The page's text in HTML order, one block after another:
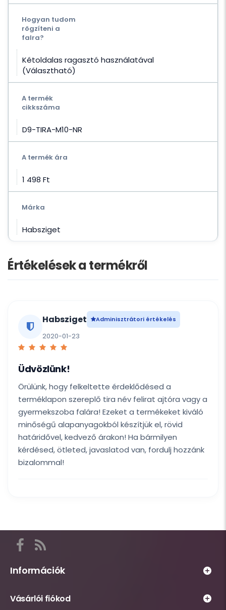
Hogyan tudom
rögzíteni a
falra?
Kétoldalas ragasztó használatával
(Választható)
A termék
cikkszáma
D9-TIRA-M10-NR
A termék ára
1 498 Ft‎
Márka
Habsziget
Értékelések a termékről
Habsziget Adminisztrátori értékelés
2020-01-23
Üdvözlünk!
Örülünk, hogy felkeltette érdeklődésed a
terméklapon szereplő tira név felirat ajtóra vagy a
gyermekszoba falára! Ezeket a termékeket kiváló
minőségű alapanyagokból készítjük el, rövid
határidővel, kedvező árakon! Ha bármilyen
kérdésed, ötleted, javaslatod van, fordulj hozzánk
bizalommal!
találod
Habsziget
csatornáit,
Információk
működésével
Vásárlói fiókod